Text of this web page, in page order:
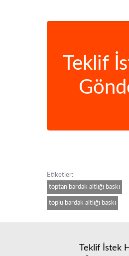
Teklif
Etiketler:
toptan bardak altlığı baskı
toplu bardak altlığı baskı
Teklif İstek